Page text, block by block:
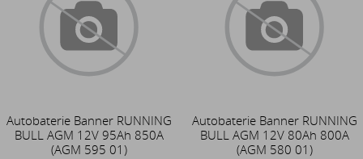
Autobaterie Banner RUNNING
BULL AGM 12V 95Ah 850A
(AGM 595 01)
Autobaterie Banner RUNNING
BULL AGM 12V 80Ah 800A
(AGM 580 01)